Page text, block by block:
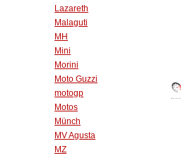
Lazareth
Malaguti
MH
Mini
Morini
Moto Guzzi
motogp
Motos
Münch
MV Agusta
MZ